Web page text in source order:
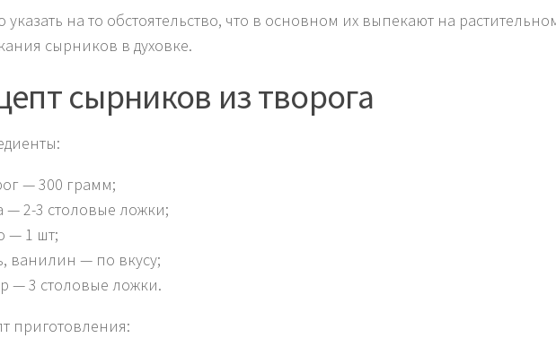
указать на то обстоятельство, что в основном их выпекают на
сырников в духовке.
сырников из творога
— 300 грамм;
— 2-3 столовые ложки;
— 1 шт;
ванилин — по вкусу;
— 3 столовые ложки.
приготовления: